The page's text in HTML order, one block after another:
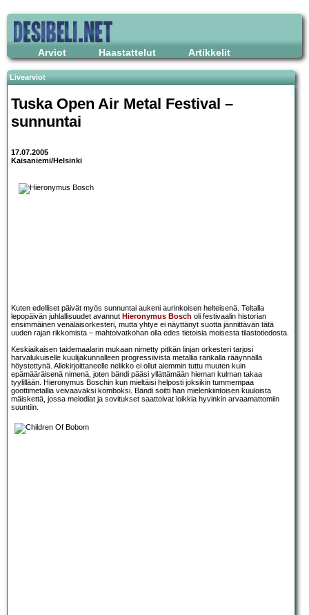
Arviot Haastattelut Artikkelit
Livearviot
Tuska Open Air Metal Festival –
sunnuntai
17.07.2005
Kaisaniemi/Helsinki
Kuten edelliset päivät myös sunnuntai aukeni aurinkoisen helteisenä. Teltalla
lepopäivän juhlallisuudet avannut Hieronymus Bosch oli festivaalin historian
ensimmäinen venäläisorkesteri, mutta yhtye ei näyttänyt suotta jännittävän tätä
uuden rajan rikkomista – mahtoivatkohan olla edes tietoisia moisesta tilastotiedosta.
Keskiaikaisen taidemaalarin mukaan nimetty pitkän linjan orkesteri tarjosi
harvalukuiselle kuulijakunnalleen progressiivista metallia rankalla rääynnällä
höystettynä. Allekirjoittaneelle nelikko ei ollut aiemmin tuttu muuten kuin
epämääräisenä nimenä, joten bändi pääsi yllättämään hieman kulman takaa
tyylillään. Hieronymus Boschin kun mieltäisi helposti joksikin tummempaa
goottimetallia veivaavaksi komboksi. Bändi soitti han mielenkiintoisen kuuloista
mäiskettä, jossa melodiat ja sovitukset saattoivat loikkia hyvinkin arvaamattomiin
suuntiin.